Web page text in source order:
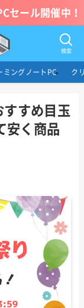
セール開催中！
検索
ミングノートPC ク
すめ目玉
安く商品